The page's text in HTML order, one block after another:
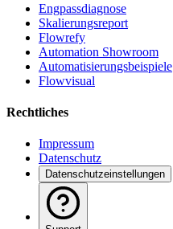
Engpassdiagnose
Skalierungsreport
Flowrefy
Automation Showroom
Automatisierungsbeispiele
Flowvisual
Rechtliches
Impressum
Datenschutz
Datenschutzeinstellungen